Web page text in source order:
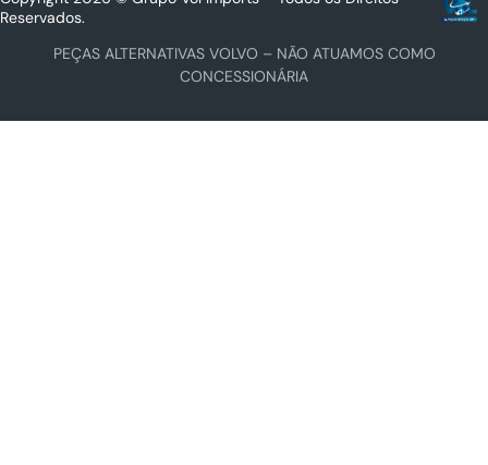
Reservados.
PEÇAS ALTERNATIVAS VOLVO – NÃO ATUAMOS COMO
CONCESSIONÁRIA